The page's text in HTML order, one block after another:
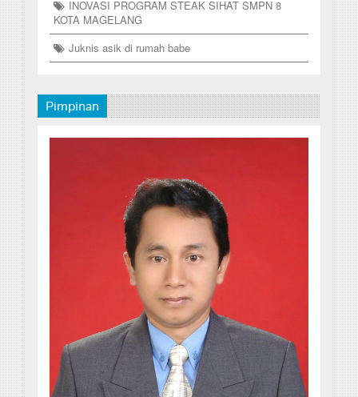
INOVASI PROGRAM STEAK SIHAT SMPN 8
KOTA MAGELANG
Juknis asik di rumah babe
Pimpinan